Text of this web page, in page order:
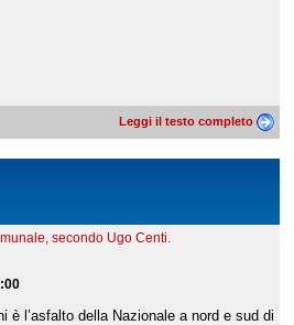
Leggi il testo completo
secondo Ugo Centi.
è l’asfalto della Nazionale a nord e sud di